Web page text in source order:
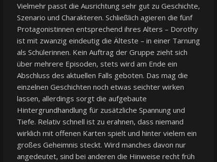
Vielmehr passt die Ausrichtung sehr gut zu Geschichte,
Szenario und Charakteren. Schließlich agieren die fünf
Protagonistinnen entsprechend ihres Alters – Dorothy
ist mit zwanzig eindeutig die Älteste – in einer Tarnung
als Schülerinnen. Kein Auftrag der Gruppe zieht sich
über mehrere Episoden, stets wird am Ende ein
Abschluss des aktuellen Falls geboten. Das mag die
einzelnen Geschichten noch etwas seichter wirken
lassen, allerdings sorgt die aufgebaute
Hintergrundhandlung für zusätzliche Spannung und
Tiefe. Relativ schnell ist zu erahnen, dass niemand
wirklich mit offenen Karten spielt und hinter vielem ein
großes Geheimnis steckt. Wird manches davon nur
angedeutet, sind bei anderen die Hinweise recht früh